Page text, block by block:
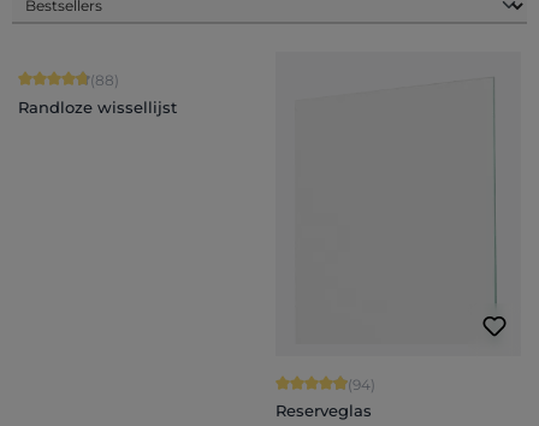
Gemiddelde waardering van 4.84 van 5 sterren
(88)
Randloze wissellijst
Gemiddelde waardering van 4.94
(94)
Reserveglas